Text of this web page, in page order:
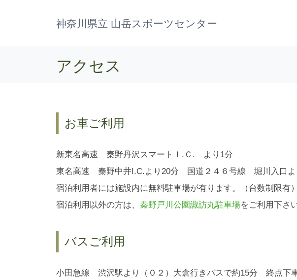
神奈川県立 山岳スポーツセンター
アクセス
お車ご利用
新東名高速 秦野丹沢スマートＩ.Ｃ. より1分
東名高速 秦野中井I.C.より20分 国道２４６号線 堀川入口よ
宿泊利用者には施設内に無料駐車場が有ります。（台数制限有）
宿泊利用以外の方は、 秦野戸川公園諏訪丸駐車場をご利用下さ
バスご利用
小田急線 渋沢駅より（０２）大倉行きバスで約15分 終点下